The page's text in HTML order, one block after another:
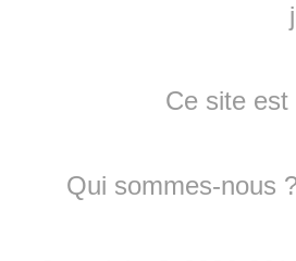
Ce site
Qui sommes-nous